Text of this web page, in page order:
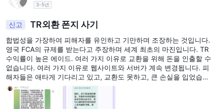
3-5년
신고 TR외환 폰지 사기
합법성을 가장하여 피해자를 유인하고 기만하며 조장하는 것입니다.
영국 FCA의 규제를 받는다고 주장하며 세계 최초의 마진입니다. TR
수익률이 높은 에이드. 여러 가지 이유로 교환을 위해 돈을 인출할 수
없습니다. 여러 가지 이유로 웹사이트와 서버가 계속 변경됩니다. 피
해자들은 애타게 기다리고 있고, 교환도 못하고, 큰 손실을 입었습니
다. 이번 사건은 피해자도 많고 금액도 너무 커서 충격이 엄청나다.
제때에 출처의 출처와 위치를 조사하여 사기 두목인 천리준을 체포하
고 피해자들이 힘들게 벌어들인 돈을 돌려받을 수 있기를 바랍니다!